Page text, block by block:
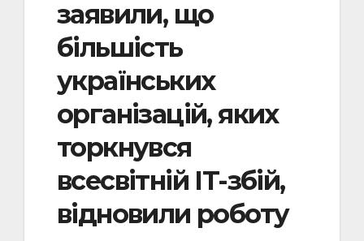
заявили, що
більшість
українських
організацій, яких
торкнувся
всесвітній IT-збій,
відновили роботу